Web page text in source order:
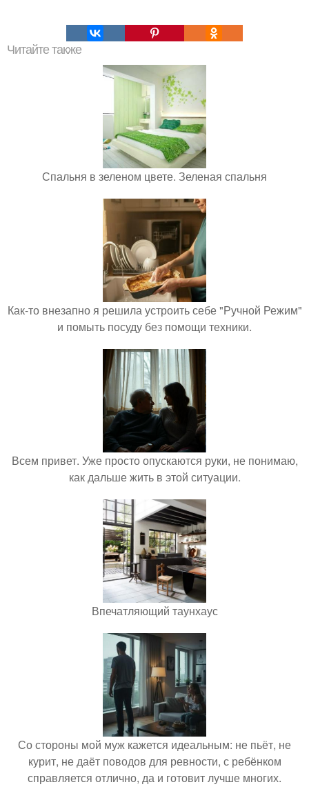
Читайте также
Спальня в зеленом цвете. Зеленая спальня
Как-то внезапно я решила устроить себе "Ручной Режим"
и помыть посуду без помощи техники.
Всем привет. Уже просто опускаются руки, не понимаю,
как дальше жить в этой ситуации.
Впечатляющий таунхаус
Со стороны мой муж кажется идеальным: не пьёт, не
курит, не даёт поводов для ревности, с ребёнком
справляется отлично, да и готовит лучше многих.